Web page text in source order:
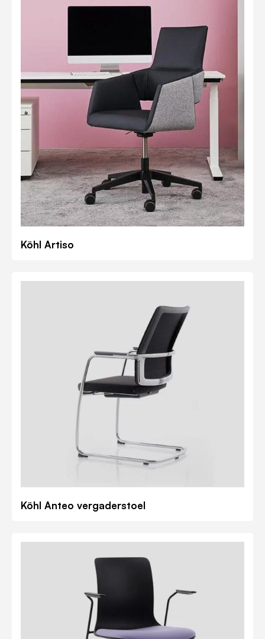
Köhl Artiso
Köhl Anteo vergaderstoel